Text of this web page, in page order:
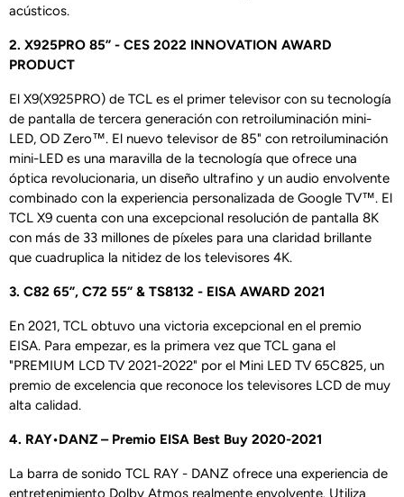
acústicos.
2. X925PRO 85” - CES 2022 INNOVATION AWARD
PRODUCT
El X9(X925PRO) de TCL es el primer televisor con su tecnología
de pantalla de tercera generación con retroiluminación mini-
LED, OD Zero™. El nuevo televisor de 85" con retroiluminación
mini-LED es una maravilla de la tecnología que ofrece una
óptica revolucionaria, un diseño ultrafino y un audio envolvente
combinado con la experiencia personalizada de Google TV™. El
TCL X9 cuenta con una excepcional resolución de pantalla 8K
con más de 33 millones de píxeles para una claridad brillante
que cuadruplica la nitidez de los televisores 4K.
3. C82 65”, C72 55” & TS8132 - EISA AWARD 2021
En 2021, TCL obtuvo una victoria excepcional en el premio
EISA. Para empezar, es la primera vez que TCL gana el
"PREMIUM LCD TV 2021-2022" por el Mini LED TV 65C825, un
premio de excelencia que reconoce los televisores LCD de muy
alta calidad.
4. RAY•DANZ – Premio EISA Best Buy 2020-2021
La barra de sonido TCL RAY - DANZ ofrece una experiencia de
entretenimiento Dolby Atmos realmente envolvente. Utiliza